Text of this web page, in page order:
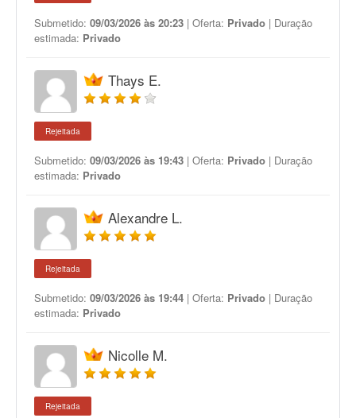
Submetido: 09/03/2026 às 20:23 | Oferta: Privado | Duração
estimada: Privado
Thays E.
Rejeitada
Submetido: 09/03/2026 às 19:43 | Oferta: Privado | Duração
estimada: Privado
Alexandre L.
Rejeitada
Submetido: 09/03/2026 às 19:44 | Oferta: Privado | Duração
estimada: Privado
Nicolle M.
Rejeitada